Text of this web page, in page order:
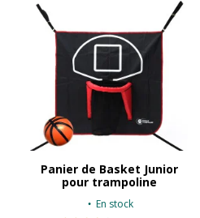
Panier de Basket Junior
pour trampoline
En stock